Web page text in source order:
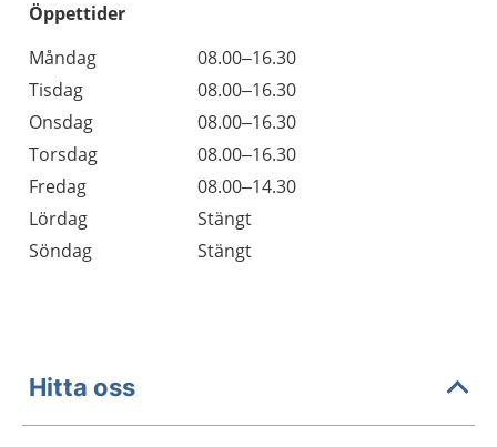
Öppettider
Dag
Öppettider
Kommentarer
Måndag
08.00–16.30
Tisdag
08.00–16.30
Onsdag
08.00–16.30
Torsdag
08.00–16.30
Fredag
08.00–14.30
Lördag
Stängt
Söndag
Stängt
Hitta oss